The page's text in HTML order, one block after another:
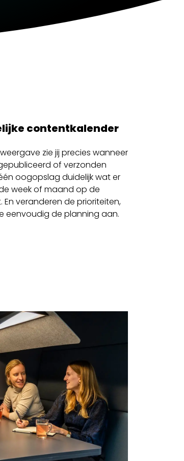
contentkalender
zie jij precies wanneer
of verzonden
oogopslag duidelijk wat er
week of maand op de
veranderen de prioriteiten,
eenvoudig de planning aan.